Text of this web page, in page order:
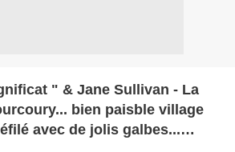
" & Jane Sullivan - La
bien paisble village
avec de jolis galbes...